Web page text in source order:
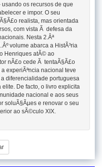
usando os recursos de que
e impor. O seu
realista, mas orientada
com vista Ã defesa da
Nesta 2.Âª
volume abarca a HistÃ³ria
Henriques atÃ© ao
nÃ£o cede Ã tentaÃ§Ã£o
experiÃªncia nacional teve
diferencialidade portuguesa
De facto, o livro explicita
nacional e aos seus
soluÃ§Ãµes e renovar o seu
ao sÃ©culo XIX.